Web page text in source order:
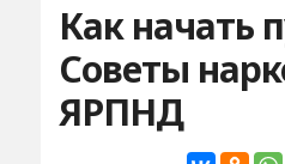
Как начать
Советы
ЯРПНД